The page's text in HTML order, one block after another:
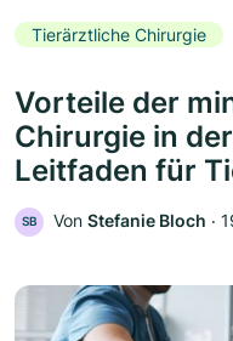
Tierärztliche Chirurgie
Vorteile der
Chirurgie in
Leitfaden für
SB Von Stefanie Bloch ‧